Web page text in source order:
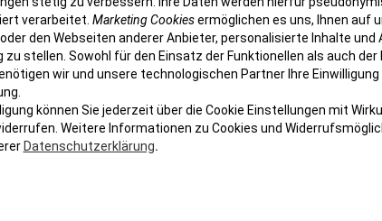
direkten Zusammenhang mit einer Operation,
80%
direkt im Zusammenhang mit einer OP stehen
Nachbehandlungen oder Kontrolltermine.